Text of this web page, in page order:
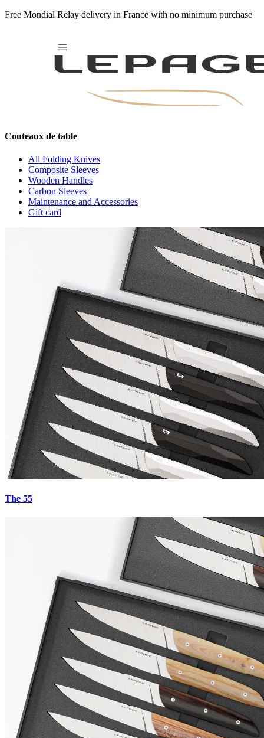
Free Mondial Relay delivery in France with no minimum purchase
Couteaux de table
All Folding Knives
Composite Sleeves
Wooden Handles
Carbon Sleeves
Maintenance and Accessories
Gift card
The 55